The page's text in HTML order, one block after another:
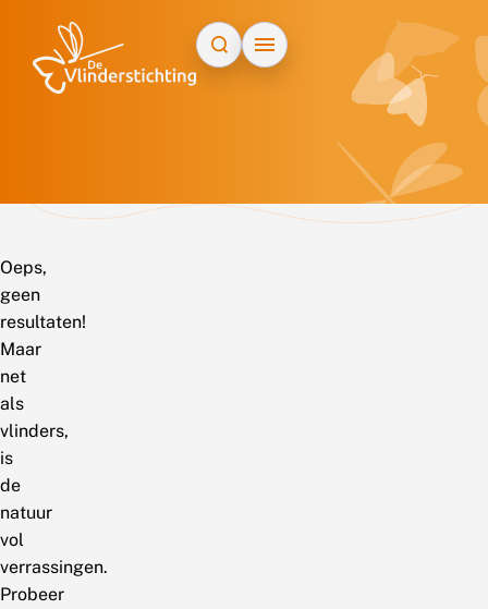
Oeps,
geen
resultaten!
Maar
net
als
vlinders,
is
de
natuur
vol
verrassingen.
Probeer